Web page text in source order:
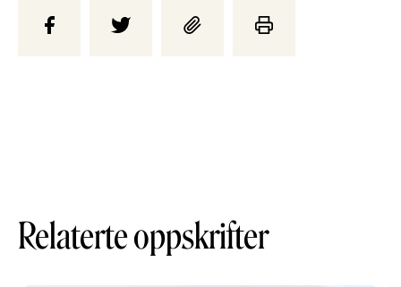
Relaterte oppskrifter